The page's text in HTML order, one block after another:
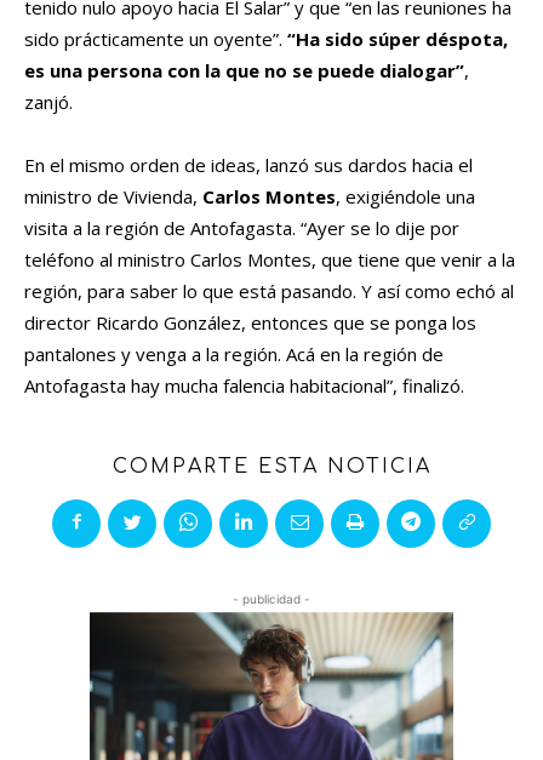
tenido nulo apoyo hacia El Salar” y que “en las reuniones ha
sido prácticamente un oyente”. “Ha sido súper déspota,
es una persona con la que no se puede dialogar”,
zanjó.
En el mismo orden de ideas, lanzó sus dardos hacia el
ministro de Vivienda, Carlos Montes, exigiéndole una
visita a la región de Antofagasta. “Ayer se lo dije por
teléfono al ministro Carlos Montes, que tiene que venir a la
región, para saber lo que está pasando. Y así como echó al
director Ricardo González, entonces que se ponga los
pantalones y venga a la región. Acá en la región de
Antofagasta hay mucha falencia habitacional”, finalizó.
COMPARTE ESTA NOTICIA
- publicidad -